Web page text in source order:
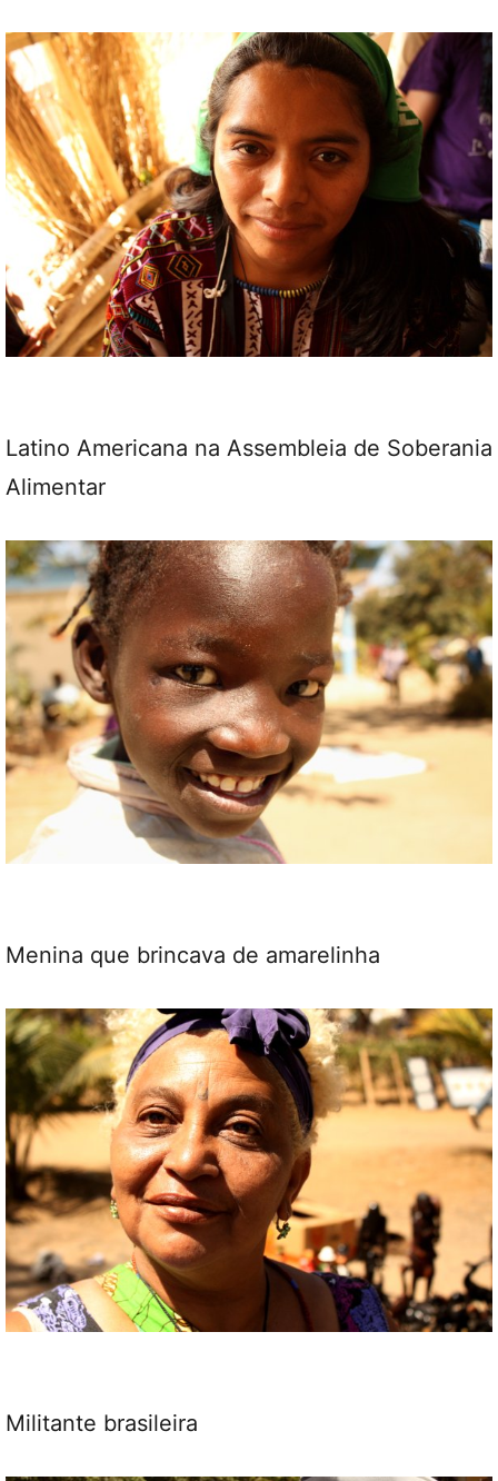
Latino Americana na Assembleia de Soberania
Alimentar
Menina que brincava de amarelinha
Militante brasileira